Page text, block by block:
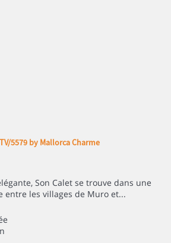
5579 by Mallorca Charme
Son Calet se trouve dans une
entre les villages de Muro et...